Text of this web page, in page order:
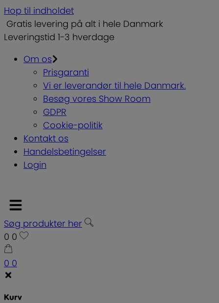
Hop til indholdet
Gratis levering på alt i hele Danmark
Leveringstid 1-3 hverdage
Om os
Prisgaranti
Vi er leverandør til hele Danmark.
Besøg vores Show Room
GDPR
Cookie-politik
Kontakt os
Handelsbetingelser
Login
Søg produkter her
0 0
0 0
Kurv